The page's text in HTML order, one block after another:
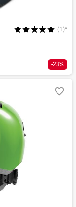
(1)*
-23%